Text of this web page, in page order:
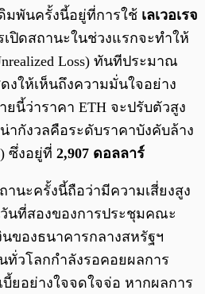
มพันครั้งนี้อยู่ที่การใช้ เลเวอเรจ
ปิดสถานะในช่วงแรกจะทำให้
Loss) ทันทีประมาณ
งให้เห็นถึงความมั่นใจอย่าง
ยนี้ว่าราคา ETH จะปรับตัวสูง
กังวลคือระดับราคาบังคับล้าง
ซึ่งอยู่ที่ 2,907 ดอลลาร์
านะครั้งนี้ถือว่ามีความเสี่ยงสูง
นที่สองของการประชุมคณะ
ของธนาคารกลางสหรัฐฯ
ทั่วโลกกำลังรอคอยผลการ
ยอย่างใจจดใจจ่อ หากผลการ